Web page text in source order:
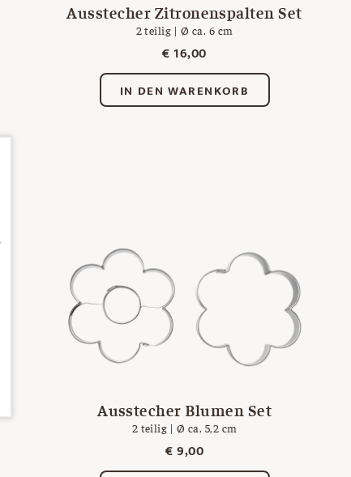
Ausstecher Zitronenspalten Set
2 teilig | Ø ca. 6 cm
€ 16,00
IN DEN WARENKORB
Ausstecher Blumen Set
2 teilig | Ø ca. 5,2 cm
€9,00